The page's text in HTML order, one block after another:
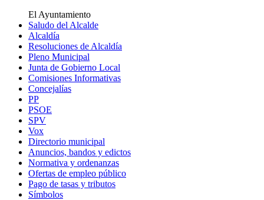
El Ayuntamiento
Saludo del Alcalde
Alcaldía
Resoluciones de Alcaldía
Pleno Municipal
Junta de Gobierno Local
Comisiones Informativas
Concejalías
PP
PSOE
SPV
Vox
Directorio municipal
Anuncios, bandos y edictos
Normativa y ordenanzas
Ofertas de empleo público
Pago de tasas y tributos
Símbolos